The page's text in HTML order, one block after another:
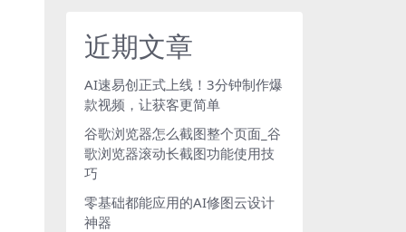
近期文章
AI速易创正式上线！3分钟制作爆
款视频，让获客更简单
谷歌浏览器怎么截图整个页面_谷
歌浏览器滚动长截图功能使用技
巧
零基础都能应用的AI修图云设计
神器